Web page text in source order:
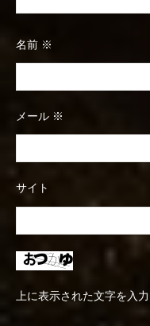
名前 ※
メール ※
サイト
上に表示された文字を入